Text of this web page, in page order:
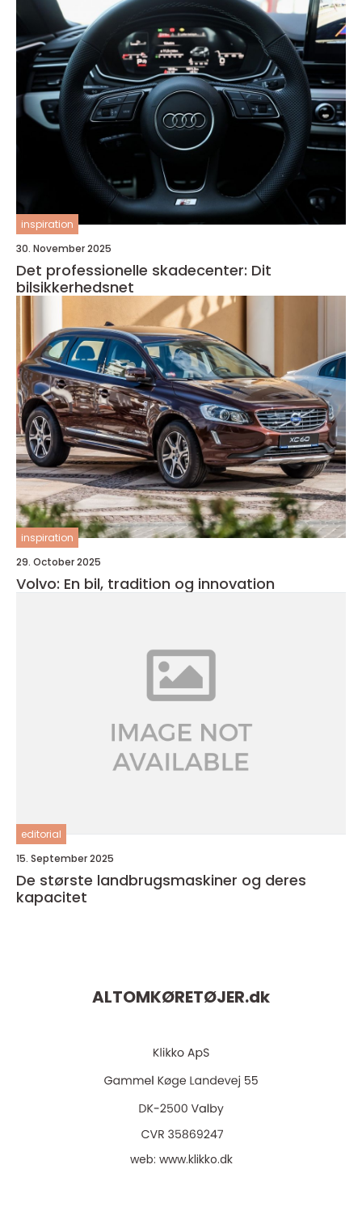
inspiration
30. November 2025
Det professionelle skadecenter: Dit
bilsikkerhedsnet
inspiration
29. October 2025
Volvo: En bil, tradition og innovation
editorial
15. September 2025
De største landbrugsmaskiner og deres
kapacitet
ALTOMKØRETØJER.dk
web: www.klikko.dk